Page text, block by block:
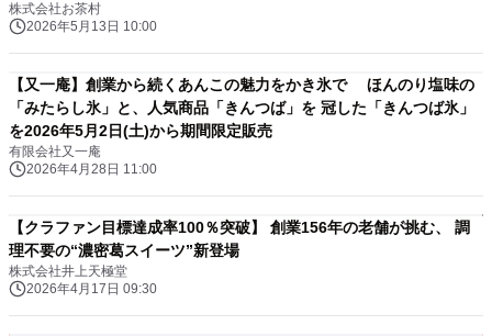
株式会社お茶村
2026年5月13日 10:00
【又一庵】創業から続くあんこの魅力をかき氷で ほんのり塩味の
「みたらし氷」と、人気商品「きんつば」を 冠した「きんつば氷」
を2026年5月2日(土)から期間限定販売
有限会社又一庵
2026年4月28日 11:00
【クラファン目標達成率100％突破】 創業156年の老舗が挑む、 調
理不要の“濃密葛スイーツ”新登場
株式会社井上天極堂
2026年4月17日 09:30